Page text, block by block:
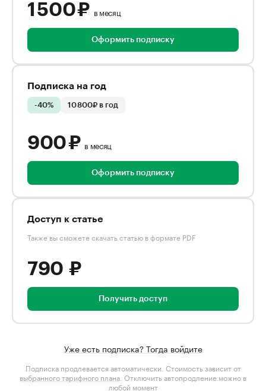
1 500 ₽ в месяц
Оформить подписку
Подписка на год
-40% 10 800₽ в год
900 ₽ в месяц
Оформить подписку
Доступ к статье
Также вы сможете скачать статью в формате PDF
790 ₽
Получить доступ
Уже есть подписка? Тогда войдите
Подписка продлевается автоматически. Стоимость зависит от
выбранного тарифного плана . Отключить автопродление можно в
любой момент